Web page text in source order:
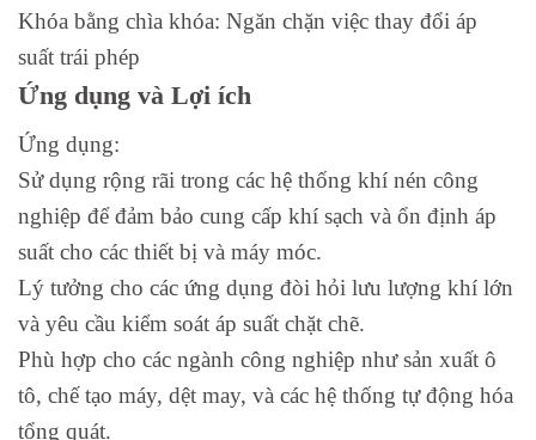
Khóa bằng chìa khóa: Ngăn chặn việc thay đổi áp
suất trái phép
Ứng dụng và Lợi ích
Ứng dụng:
Sử dụng rộng rãi trong các hệ thống khí nén công
nghiệp để đảm bảo cung cấp khí sạch và ổn định áp
suất cho các thiết bị và máy móc.
Lý tưởng cho các ứng dụng đòi hỏi lưu lượng khí lớn
và yêu cầu kiểm soát áp suất chặt chẽ.
Phù hợp cho các ngành công nghiệp như sản xuất ô
tô, chế tạo máy, dệt may, và các hệ thống tự động hóa
tổng quát.